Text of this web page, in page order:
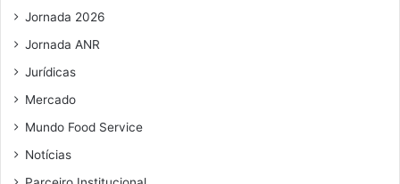
Jornada 2026
Jornada ANR
Jurídicas
Mercado
Mundo Food Service
Notícias